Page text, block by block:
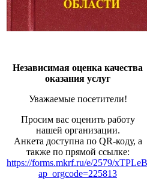
Независимая оценка качества
оказания услуг
Уважаемые посетители!
Просим вас оценить работу
нашей организации.
Анкета доступна по QR-коду, а
также по прямой ссылке:
https://forms.mkrf.ru/e/2579/
ap_orgcode=225813